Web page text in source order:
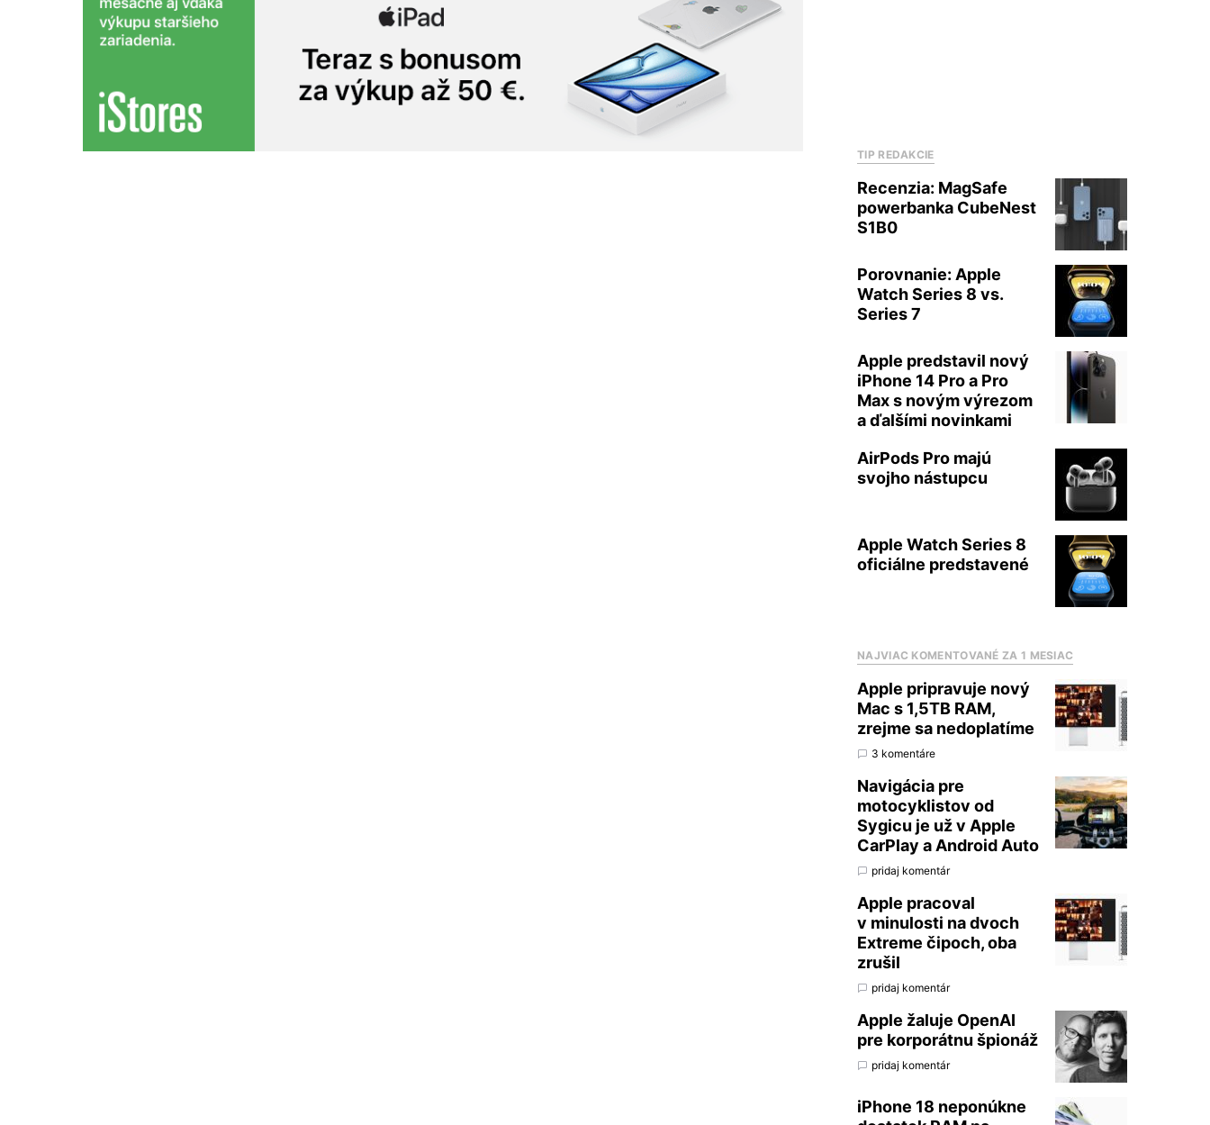
TIP REDAKCIE
Recenzia: MagSafe
powerbanka CubeNest
S1B0
Porovnanie: Apple
Watch Series 8 vs.
Series 7
Apple predstavil nový
iPhone 14 Pro a Pro
Max s novým výrezom
a ďalšími novinkami
AirPods Pro majú
svojho nástupcu
Apple Watch Series 8
oficiálne predstavené
NAJVIAC KOMENTOVANÉ ZA 1 MESIAC
Apple pripravuje nový
Mac s 1,5TB RAM,
zrejme sa nedoplatíme
3 komentáre
Navigácia pre
motocyklistov od
Sygicu je už v Apple
CarPlay a Android Auto
pridaj komentár
Apple pracoval
v minulosti na dvoch
Extreme čipoch, oba
zrušil
pridaj komentár
Apple žaluje OpenAI
pre korporátnu špionáž
pridaj komentár
iPhone 18 neponúkne